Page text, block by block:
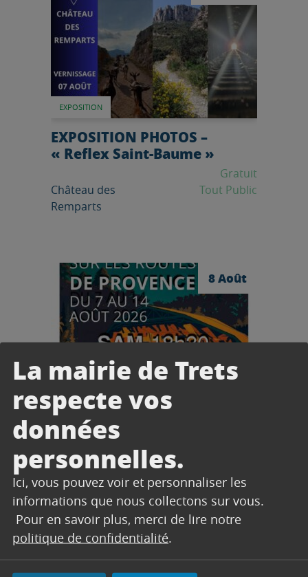
La mairie de Trets
respecte vos
données
personnelles.
Ici, vous pouvez voir et personnaliser les
informations que nous collectons sur vous.
Pour en savoir plus, merci de lire notre
politique de confidentialité.
EXPOSITION
EXPOSITION PHOTOS –
« Reflex Saint-Baume »
Gratuit
Château des
Remparts
Tout Public
CONCERT, FESTIVAL
8 Août
FESTIVAL DE PIANO DE LA
ROQUE D’ANTHÉRON 2026 –
Sur les routes de Provence
18h30
Gratuit
Jardin des
Remparts
Tout Public
Lire l'article